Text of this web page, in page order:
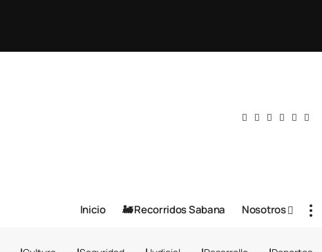
Inicio 🚂 Recorridos Sabana Nosotros